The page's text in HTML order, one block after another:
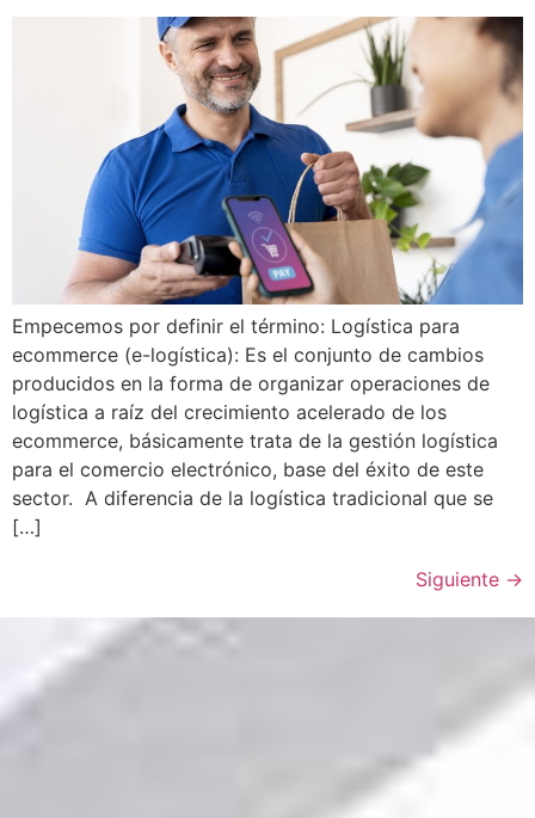
Empecemos por definir el término: Logística para
ecommerce (e-logística): Es el conjunto de cambios
producidos en la forma de organizar operaciones de
logística a raíz del crecimiento acelerado de los
ecommerce, básicamente trata de la gestión logística
para el comercio electrónico, base del éxito de este
sector. A diferencia de la logística tradicional que se
[…]
Siguiente →